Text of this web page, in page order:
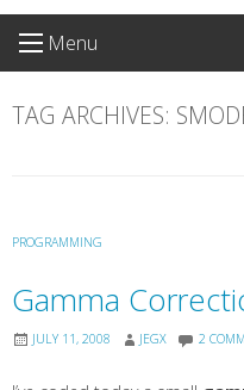
Menu
TAG ARCHIVES:
PROGRAMMING
Gamma
JULY 11, 2008 JEGX 2